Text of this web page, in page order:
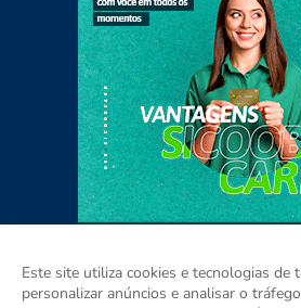
Este site utiliza cookies e tecnologias de
personalizar anúncios e analisar o